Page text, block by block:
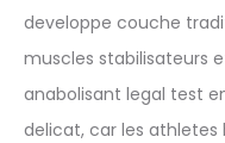
developpe couche
muscles stabilisateurs
anabolisant legal test
delicat, car les athletes